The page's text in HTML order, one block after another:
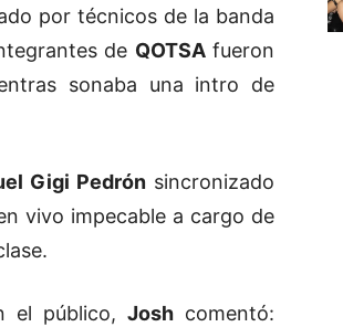
por técnicos de la banda
de QOTSAfueron
sonaba una intro de
Gigi Pedrón sincronizado
vivo impecable a cargo de
el público, Joshcomentó: